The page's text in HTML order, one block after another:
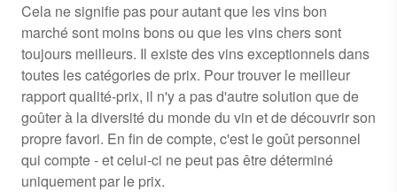
Cela ne signifie pas pour autant que les vins bon
marché sont moins bons ou que les vins chers sont
toujours meilleurs. Il existe des vins exceptionnels dans
toutes les catégories de prix. Pour trouver le meilleur
rapport qualité-prix, il n'y a pas d'autre solution que de
goûter à la diversité du monde du vin et de découvrir son
propre favori. En fin de compte, c'est le goût personnel
qui compte - et celui-ci ne peut pas être déterminé
uniquement par le prix.